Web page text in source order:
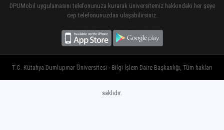
DPUMobil uygulamasını telefonunuza kurarak üniversitemiz hakkındaki her şeye
cep telefonunuzdan ulaşabilirsiniz.
T.C. Kütahya Dumlupınar Üniversitesi - Bilgi İşlem Daire Başkanlığı, Tüm hakları
saklıdır.